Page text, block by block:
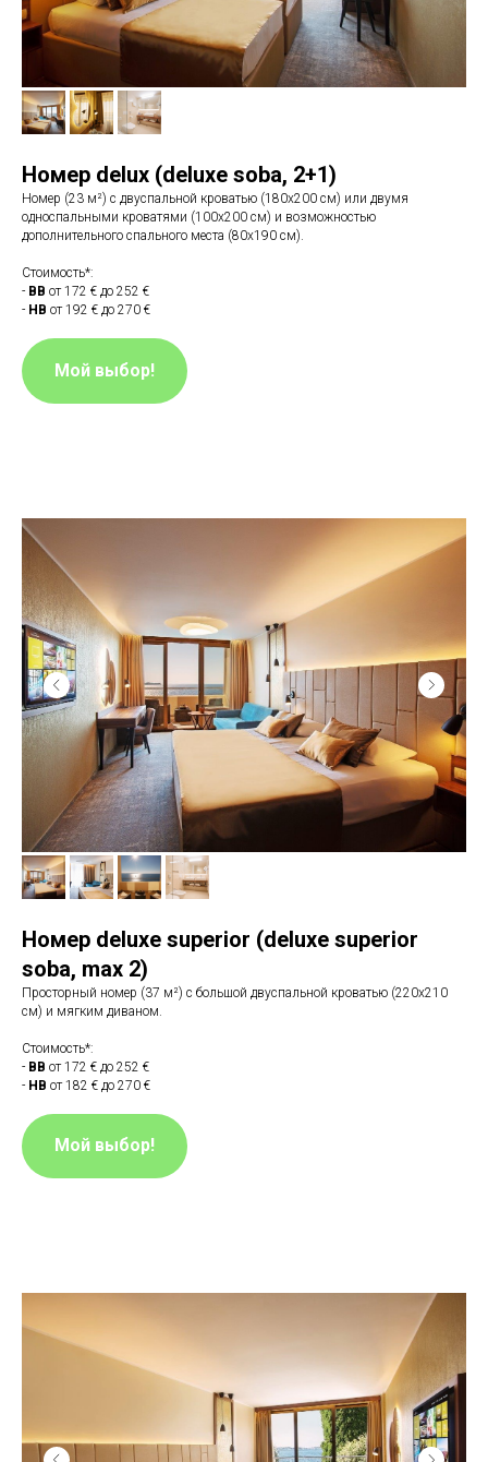
Номер delux (deluxe soba, 2+1)
Номер (23 м²) с двуспальной кроватью (180x200 см) или двумя
односпальными кроватями (100х200 см) и возможностью
дополнительного спального места (80х190 см).
Стоимость*:
- BB от 172 € до 252 €
- HB от 192 € до 270 €
Мой выбор!
Номер deluxe superior (deluxe superior
sobа, max 2)
Просторный номер (37 м²) с большой двуспальной кроватью (220x210
см) и мягким диваном.
Стоимость*:
- BB от 172 € до 252 €
- HB от 182 € до 270 €
Мой выбор!